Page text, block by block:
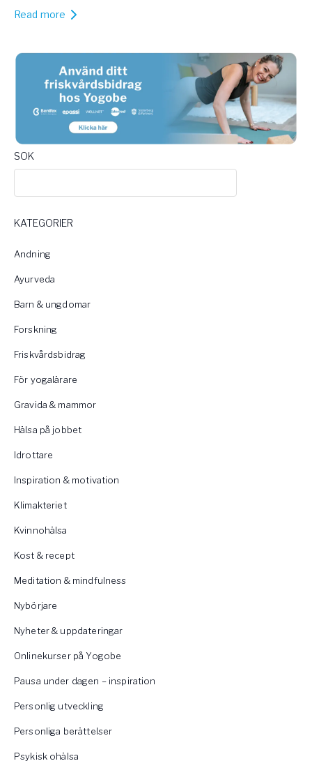
Read more
SOK
KATEGORIER
Andning
Ayurveda
Barn & ungdomar
Forskning
Friskvårdsbidrag
För yogalärare
Gravida & mammor
Hälsa på jobbet
Idrottare
Inspiration & motivation
Klimakteriet
Kvinnohälsa
Kost & recept
Meditation & mindfulness
Nybörjare
Nyheter & uppdateringar
Onlinekurser på Yogobe
Pausa under dagen – inspiration
Personlig utveckling
Personliga berättelser
Psykisk ohälsa